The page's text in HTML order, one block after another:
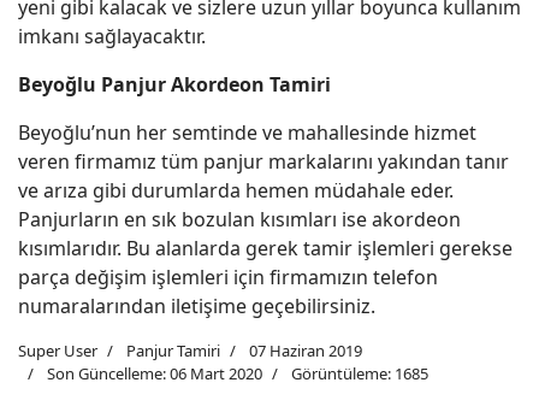
yeni gibi kalacak ve sizlere uzun yıllar boyunca kullanım
imkanı sağlayacaktır.
Beyoğlu Panjur Akordeon Tamiri
Beyoğlu’nun her semtinde ve mahallesinde hizmet
veren firmamız tüm panjur markalarını yakından tanır
ve arıza gibi durumlarda hemen müdahale eder.
Panjurların en sık bozulan kısımları ise akordeon
kısımlarıdır. Bu alanlarda gerek tamir işlemleri gerekse
parça değişim işlemleri için firmamızın telefon
numaralarından iletişime geçebilirsiniz.
Super User Panjur Tamiri
07 Haziran 2019
Son Güncelleme: 06 Mart 2020
Görüntüleme: 1685